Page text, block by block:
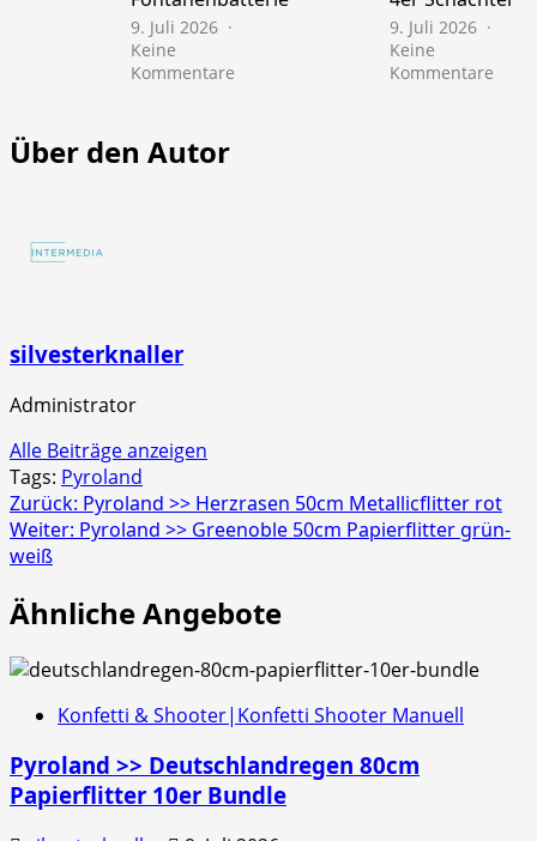
9. Juli 2026
Keine
Kommentare
9. Juli 2026
Keine
Kommentare
Über den Autor
silvesterknaller
Administrator
Alle Beiträge anzeigen
Tags: Pyroland
Beitragsnavigation
Zurück: Pyroland >> Herzrasen 50cm Metallicflitter rot
Weiter: Pyroland >> Greenoble 50cm Papierflitter grün-
weiß
Ähnliche Angebote
Konfetti & Shooter|Konfetti Shooter Manuell
Pyroland >> Deutschlandregen 80cm
Papierflitter 10er Bundle